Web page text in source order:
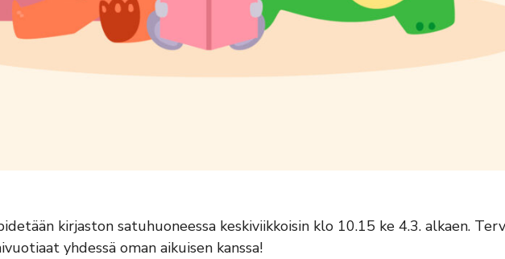
kirjaston satuhuoneessa keskiviikkoisin klo 10.15 ke 4.3. alkaen.
yhdessä oman aikuisen kanssa!